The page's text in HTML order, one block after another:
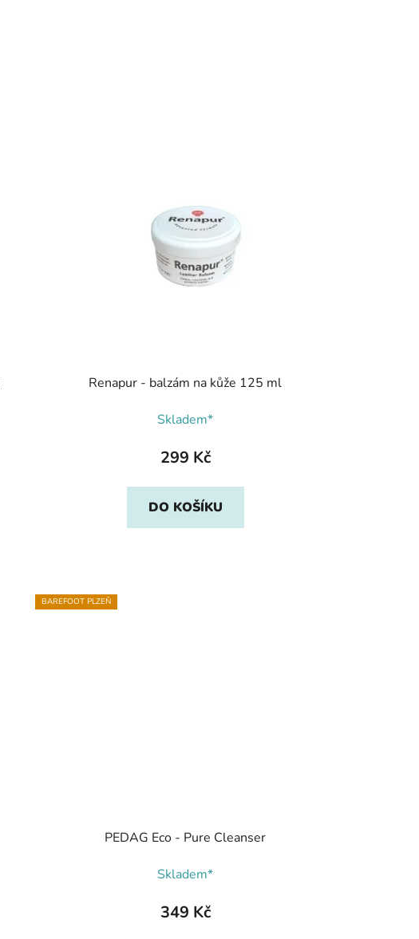
Renapur - balzám na kůže 125 ml
Skladem*
299 Kč
DO KOŠÍKU
BAREFOOT PLZEŇ
PEDAG Eco - Pure Cleanser
Skladem*
349 Kč